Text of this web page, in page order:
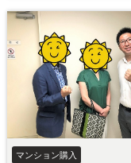
マンション購入